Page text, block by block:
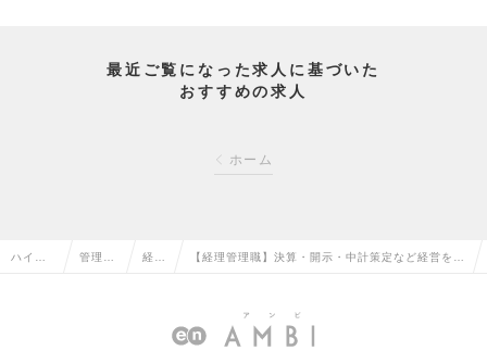
最近ご覧になった求人に基づいた
おすすめの求人
ホーム
ハイク 管理部 経理 【経理管理職】決算・開示・中計策定など経営を支
メーカーの求人情報